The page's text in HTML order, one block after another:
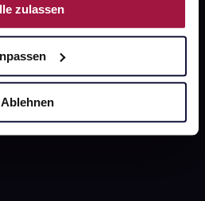
zulassen
Ablehnen